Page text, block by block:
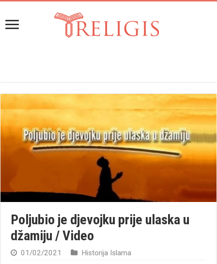
Poljubio je djevojku prije ulaska u
džamiju / Video
01/02/2021 Historija Islama